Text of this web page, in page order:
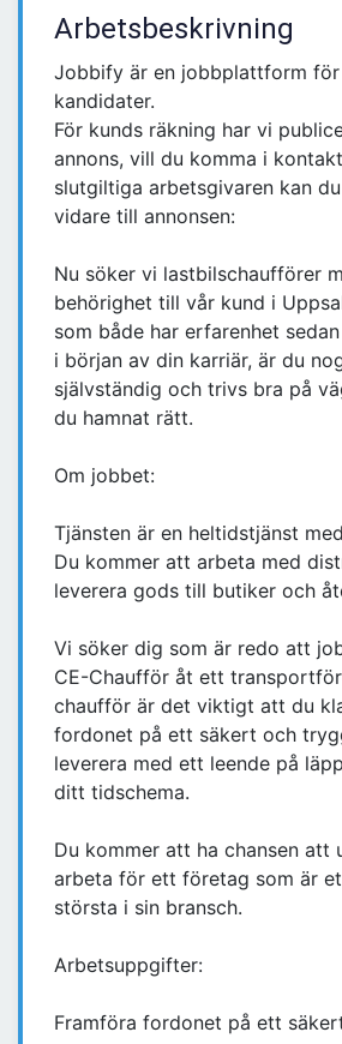
Arbetsbeskrivning
Jobbify är en jobbplattform för
kandidater.
För kunds räkning har vi
annons, vill du komma i
slutgiltiga arbetsgivaren kan
vidare till annonsen:
Nu söker vi lastbilschaufförer
behörighet till vår kund i
som både har erfarenhet
i början av din karriär, är du
självständig och trivs bra på
du hamnat rätt.
Om jobbet:
Tjänsten är en heltidstjänst
Du kommer att arbeta med
leverera gods till butiker och
Vi söker dig som är redo att
CE-Chaufför åt ett
chaufför är det viktigt att du
fordonet på ett säkert och
leverera med ett leende på
ditt tidschema.
Du kommer att ha chansen att
arbeta för ett företag som är
största i sin bransch.
Arbetsuppgifter:
Framföra fordonet på ett